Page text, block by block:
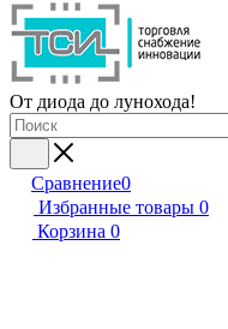
От диода до лунохода!
Сравнение0
Избранные товары 0
Корзина 0